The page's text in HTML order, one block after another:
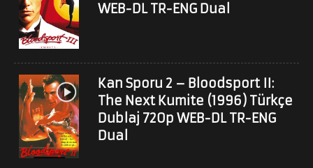
WEB-DL TR-ENG Dual
Kan Sporu 2 – Bloodsport II:
The Next Kumite (1996) Türkçe
Dublaj 720p WEB-DL TR-ENG
Dual